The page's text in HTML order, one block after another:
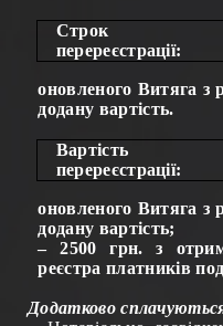
Строк
перереєстрації:
оновленого Витяга з
додану вартість.
Вартість
перереєстрації:
оновленого Витяга з
додану вартість;
– 2500 грн. з
реєстра платників
Додатково